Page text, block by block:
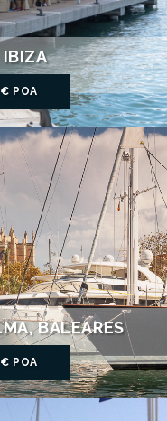
IBIZA
POA
BALEARES
POA